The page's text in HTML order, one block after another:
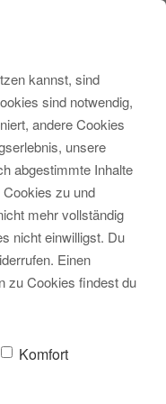
mit
mit
der Frage, was
kannst, sind
sind notwendig,
andere Cookies
unsere
abgestimmte Inhalte
zu und
mehr vollständig
nicht einwilligst. Du
Einen
zu Cookies findest du
Komfort